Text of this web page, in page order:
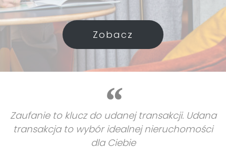
Zobacz
Zaufanie to klucz do udanej transakcji. Udana
transakcja to wybór idealnej nieruchomości
dla Ciebie